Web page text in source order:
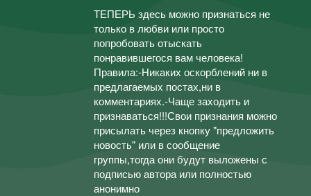
ТЕПЕРЬ здесь можно признаться не
только в любви или просто
попробовать отыскать
понравившегося вам человека!
Правила:-Никаких оскорблений ни в
предлагаемых постах,ни в
комментариях.-Чаще заходить и
признаваться!!!Свои признания можно
присылать через кнопку "предложить
новость" или в сообщение
группы,тогда они будут выложены с
подписью автора или полностью
анонимно